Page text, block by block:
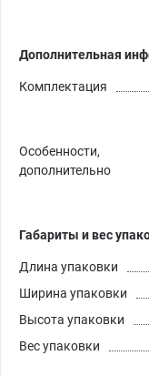
Дополнительная
Комплектация
Особенности,
дополнительно
Габариты и вес
Длина упаковки
Ширина упаковки
Высота упаковки
Вес упаковки